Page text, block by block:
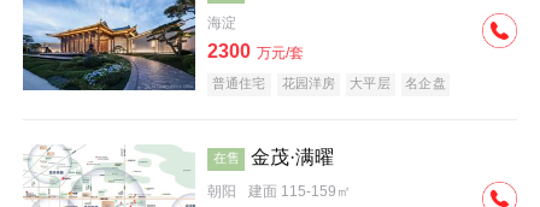
海淀
2300 万元/套
普通住宅 花园洋房 大平层
名企盘
在售 金茂·满曜
朝阳 建面 115-159㎡